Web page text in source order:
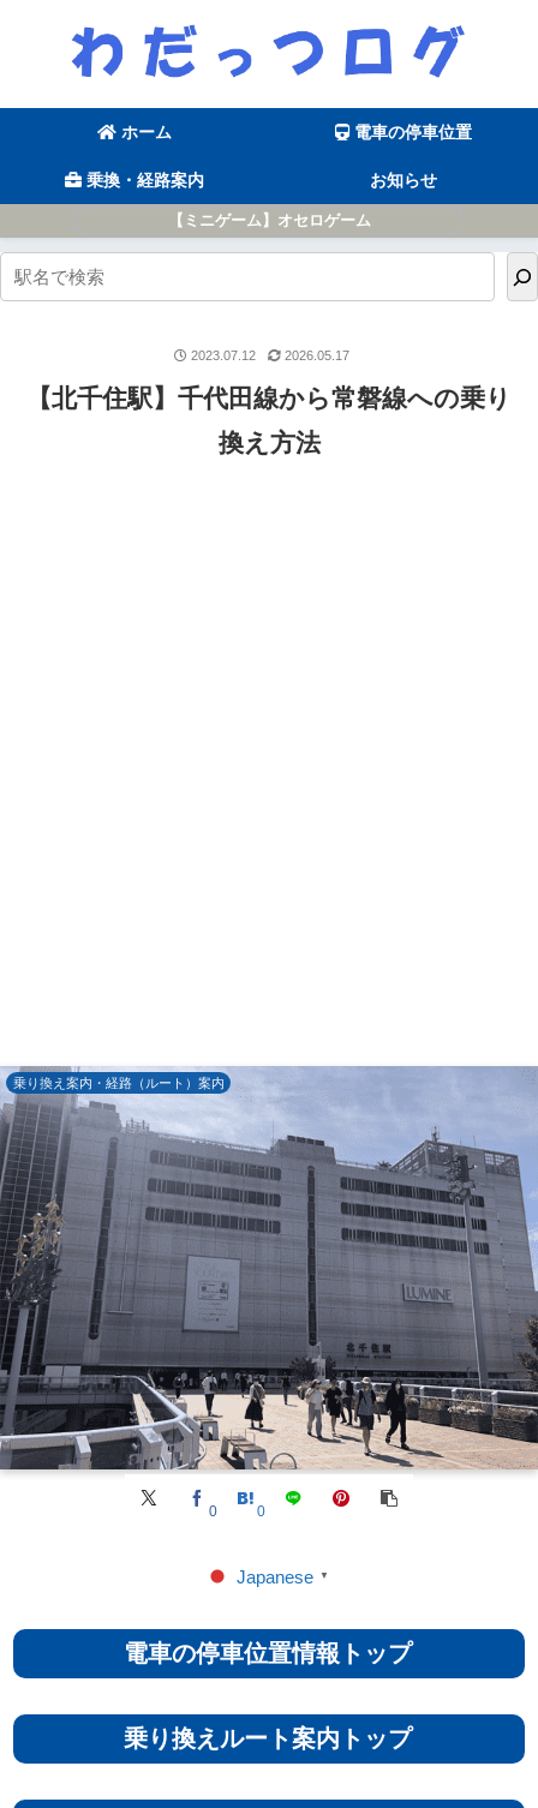
ホーム 電車の停車位置
乗換・経路案内 お知らせ
【ミニゲーム】オセロゲーム
【北千住駅】千代田線から常磐線への乗り
換え方法
乗り換え案内・経路（ルート）案内
0 0
2023.07.12 2026.05.17
Japanese ▼
電車の停車位置情報トップ
乗り換えルート案内トップ